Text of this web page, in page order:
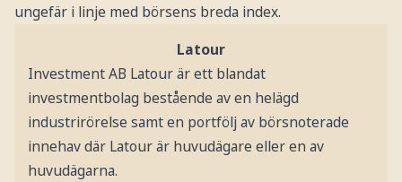
ungefär i linje med börsens breda index.
Latour
Investment AB Latour är ett blandat
investmentbolag bestående av en helägd
industrirörelse samt en portfölj av börsnoterade
innehav där Latour är huvudägare eller en av
huvudägarna.